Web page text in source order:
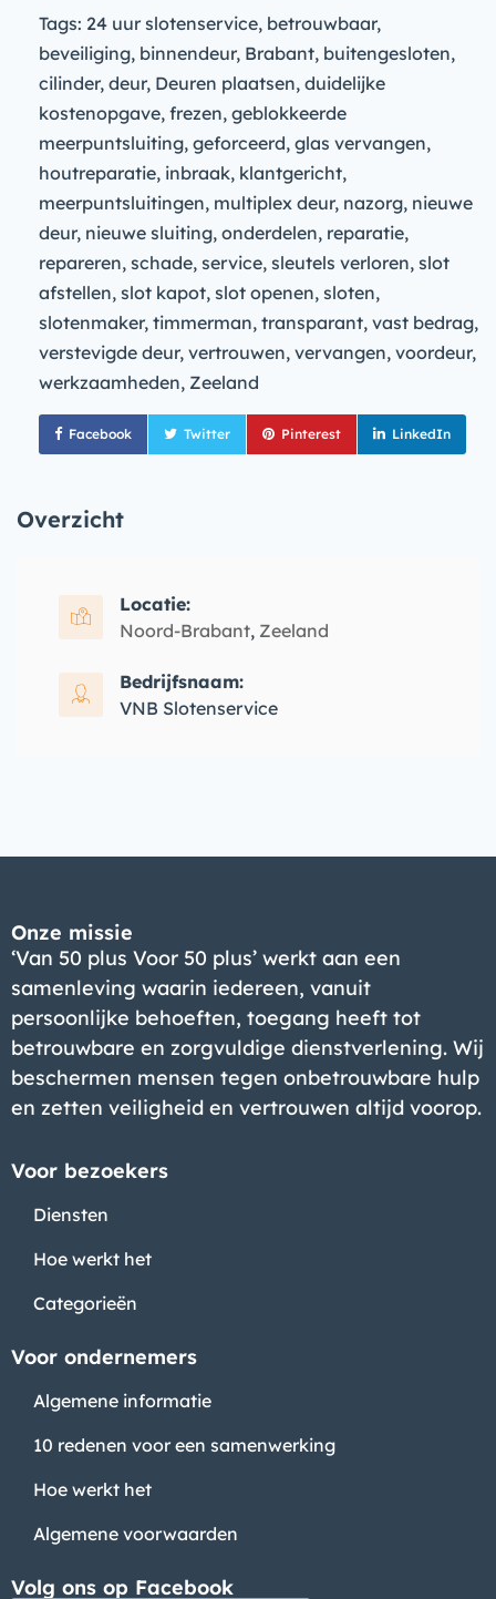
Tags: 24 uur slotenservice, betrouwbaar,
beveiliging, binnendeur, Brabant, buitengesloten,
cilinder, deur, Deuren plaatsen, duidelijke
kostenopgave, frezen, geblokkeerde
meerpuntsluiting, geforceerd, glas vervangen,
houtreparatie, inbraak, klantgericht,
meerpuntsluitingen, multiplex deur, nazorg, nieuwe
deur, nieuwe sluiting, onderdelen, reparatie,
repareren, schade, service, sleutels verloren, slot
afstellen, slot kapot, slot openen, sloten,
slotenmaker, timmerman, transparant, vast bedrag,
verstevigde deur, vertrouwen, vervangen, voordeur,
werkzaamheden, Zeeland
Facebook Twitter Pinterest LinkedIn
Overzicht
Locatie:
Noord-Brabant, Zeeland
Bedrijfsnaam:
VNB Slotenservice
Onze missie
‘Van 50 plus Voor 50 plus’ werkt aan een
samenleving waarin iedereen, vanuit
persoonlijke behoeften, toegang heeft tot
betrouwbare en zorgvuldige dienstverlening. Wij
beschermen mensen tegen onbetrouwbare hulp
en zetten veiligheid en vertrouwen altijd voorop.
Voor bezoekers
Diensten
Hoe werkt het
Categorieën
Voor ondernemers
Algemene informatie
10 redenen voor een samenwerking
Hoe werkt het
Algemene voorwaarden
Volg ons op Facebook